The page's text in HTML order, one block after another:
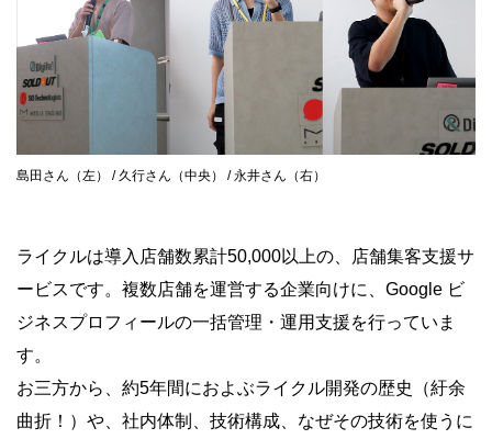
島田さん（左） / 久行さん（中央） / 永井さん（右）
ライクルは導入店舗数累計50,000以上の、店舗集客支援サ
ービスです。複数店舗を運営する企業向けに、Google ビ
ジネスプロフィールの一括管理・運用支援を行っていま
す。
お三方から、約5年間におよぶライクル開発の歴史（紆余
曲折！）や、社内体制、技術構成、なぜその技術を使うに